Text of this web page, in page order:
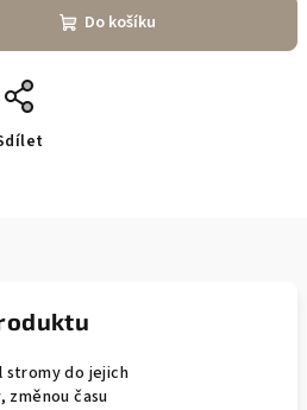
Do košíku
stromy do jejich
času